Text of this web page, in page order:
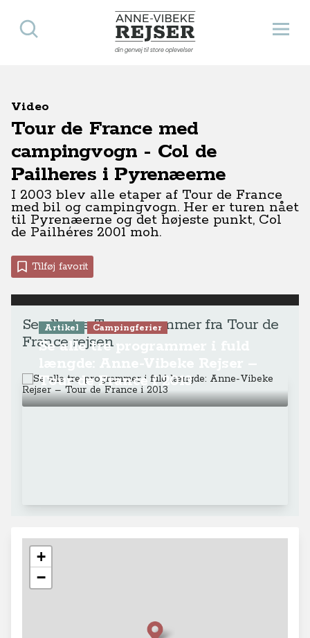
Anne-Vibeke Rejser
din genvej til store oplevelser
Åbn
Søg
Video
Tour de France med
campingvogn - Col de
Pailheres i Pyrenæerne
I 2003 blev alle etaper af Tour de France
med bil og campingvogn. Her er turen nået
til Pyrenæerne og det højeste punkt, Col
de Pailhéres 2001 moh.
Tilføj favorit
Se alle tre Tv-programmer fra Tour de
France rejsen
Artikel Campingferier
Se alle tre programmer i fuld
Tour de France i 2013
+
−